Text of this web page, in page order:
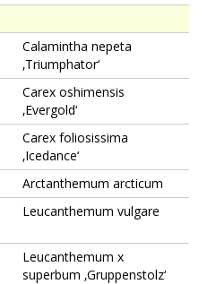
Calamintha nepeta
‚Triumphator‘
Carex oshimensis
‚Evergold‘
Carex foliosissima
‚Icedance‘
Arctanthemum arcticum
Leucanthemum vulgare
Leucanthemum x
superbum ‚Gruppenstolz‘